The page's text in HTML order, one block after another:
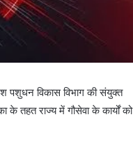
पशुधन विकास विभाग की संयुक्त
के तहत राज्य में गौसेवा के कार्यों को